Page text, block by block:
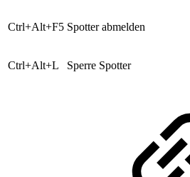
Ctrl+Alt+F5 Spotter abmelden
Ctrl+Alt+L Sperre Spotter